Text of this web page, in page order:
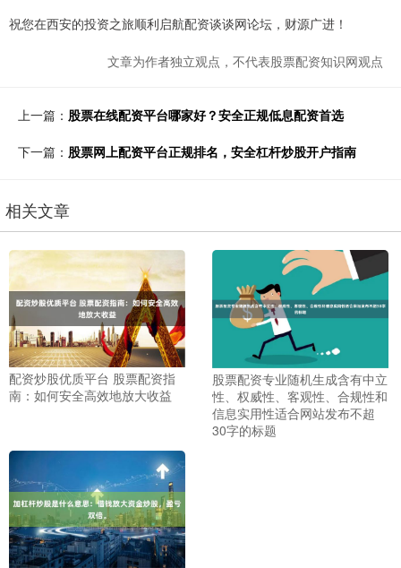
祝您在西安的投资之旅顺利启航配资谈谈网论坛，财源广进！
文章为作者独立观点，不代表股票配资知识网观点
上一篇： 股票在线配资平台哪家好？安全正规低息配资首选
下一篇： 股票网上配资平台正规排名，安全杠杆炒股开户指南
相关文章
配资炒股优质平台 股票配资指
南：如何安全高效地放大收益
股票配资专业随机生成含有中立
性、权威性、客观性、合规性和
信息实用性适合网站发布不超
30字的标题